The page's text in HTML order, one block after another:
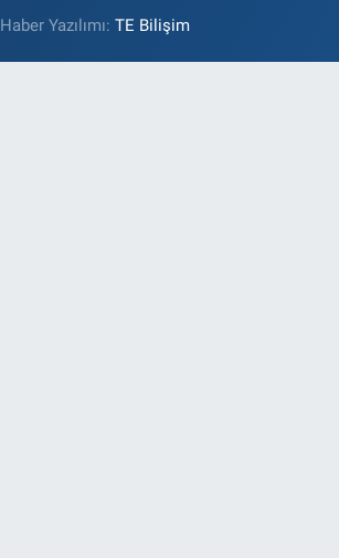
Haber Yazılımı:TE Bilişim